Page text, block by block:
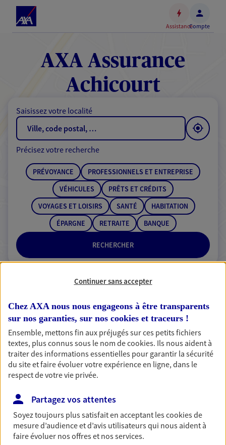
Accéder
contenu
principal
Accéder
au
de
AssistanceCompte
AXA Assurance
Achicourt
Saisissez votre localité
RECHERCHER
Précisez votre recherche
PRÉVOYANCE
PROFESSIONNELS ET ENTREPRISE
VÉHICULES
PRÊTS ET CRÉDITS
VOYAGES ET LOISIRS
SANTÉ
HABITATION
ÉPARGNE
RETRAITE BANQUE
recherche
Passer les
résultats
Liste Carte
Valencourt Laurence Et
Thierry
Agents Généraux d'assurance exclusif AXA
France
Continuer sans accepter
Chez AXA nous nous engageons à être transparents
sur nos garanties, sur nos cookies et traceurs !
Ensemble, mettons fin aux préjugés sur ces petits fichiers
textes, plus connus sous le nom decookies. Ils nous aident à
traiter des informations essentielles pour garantir la sécurité
du site et faire évoluer votre expérience en ligne, dans le
respect de votre vie privée.
Partagez vos attentes
Soyez toujours plus satisfait en acceptant lescookiesde
mesure d’audience et d’avis utilisateurs qui nous aident à
faire évoluer nos offres et nos services.